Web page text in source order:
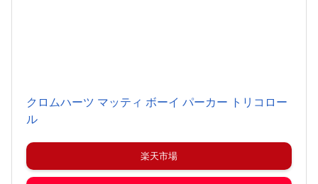
クロムハーツ マッティ ボーイ パーカー トリコロー
ル
楽天市場